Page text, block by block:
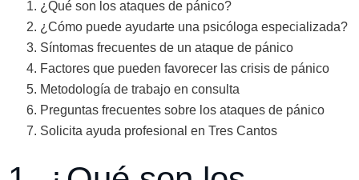
¿Qué son los ataques de pánico?
¿Cómo puede ayudarte una psicóloga especializada?
Síntomas frecuentes de un ataque de pánico
Factores que pueden favorecer las crisis de pánico
Metodología de trabajo en consulta
Preguntas frecuentes sobre los ataques de pánico
Solicita ayuda profesional en Tres Cantos